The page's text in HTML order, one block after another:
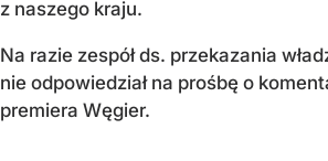
z naszego kraju.
Na razie zespół ds. przekazania
nie odpowiedział na prośbę o
premiera Węgier.